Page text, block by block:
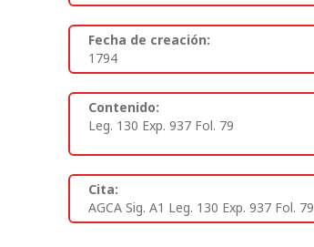
Fecha de creación:
1794
Contenido:
Leg. 130 Exp. 937 Fol. 79
Cita:
AGCA Sig. A1 Leg. 130 Exp. 937 Fol. 79